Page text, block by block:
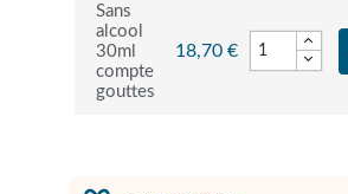
Sans
alcool
30ml
compte
gouttes
18,70 €